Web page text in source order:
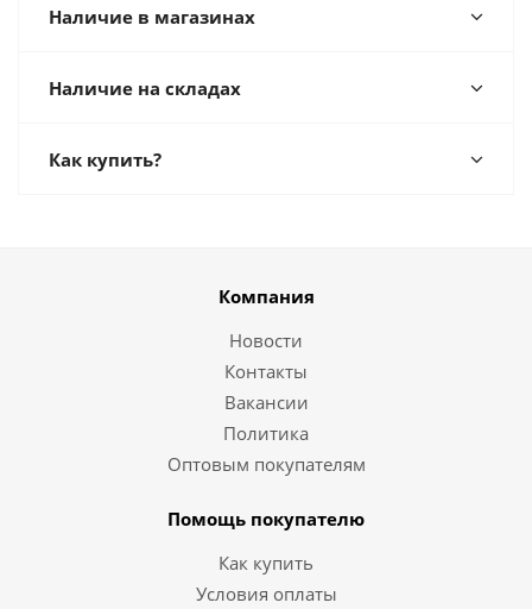
Наличие в магазинах
Наличие на складах
Как купить?
Компания
Новости
Контакты
Вакансии
Политика
Оптовым покупателям
Помощь покупателю
Как купить
Условия оплаты